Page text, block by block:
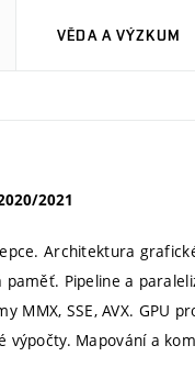
VĚDA A VÝZKUM
2021
Architektura
Pipeline a
MMX, SSE, AVX. GPU
výpočty. Mapování a